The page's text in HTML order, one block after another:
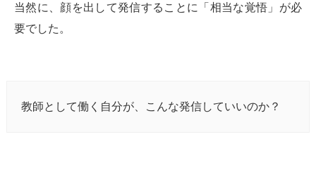
当然に、顔を出して発信することに「相当な覚悟」が必
要でした。
教師として働く自分が、こんな発信していいのか？